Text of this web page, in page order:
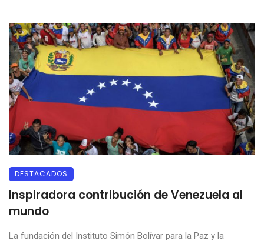
DESTACADOS
Inspiradora contribución de Venezuela al
mundo
La fundación del Instituto Simón Bolívar para la Paz y la